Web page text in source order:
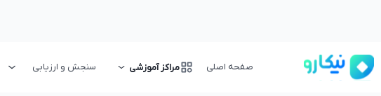
صفحه اصلی مراکز آموزشی سنجش و ارزیابی